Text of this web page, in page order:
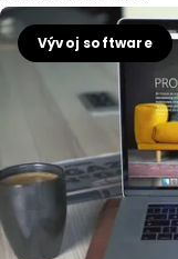
Vývoj software